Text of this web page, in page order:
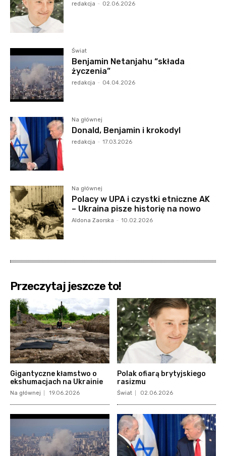
redakcja - 02.06.2026
Świat
Benjamin Netanjahu “składa
życzenia”
redakcja - 04.04.2026
Na głównej
Donald, Benjamin i krokodyl
redakcja - 17.03.2026
Na głównej
Polacy w UPA i czystki etniczne AK
– Ukraina pisze historię na nowo
Aldona Zaorska - 10.02.2026
Przeczytaj jeszcze to!
Gigantyczne kłamstwo o
ekshumacjach na Ukrainie
Na głównej 19.06.2026
Polak ofiarą brytyjskiego
rasizmu
Świat 02.06.2026